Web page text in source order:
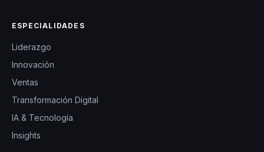
ESPECIALIDADES
Liderazgo
Innovación
Ventas
Transformación Digital
IA & Tecnología
Insights